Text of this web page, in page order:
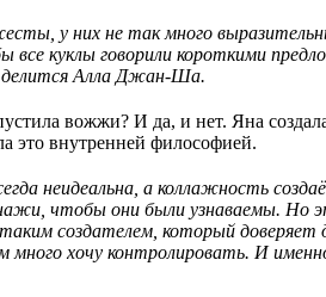
у них не так много
все куклы говорили короткими
делится Алла Джан-Ша.
вожжи? И да, и нет. Яна
это внутренней философией.
неидеальна, а коллажность
чтобы они были узнаваемы.
создателем, который
хочу контролировать. И